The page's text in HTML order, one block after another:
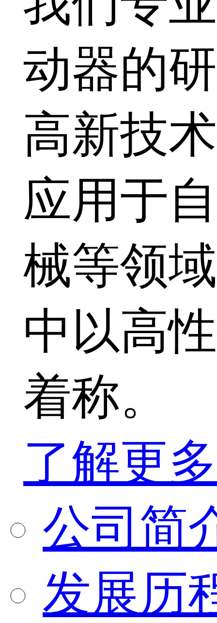
动器的
高新技
应用于
械等领
中以高
着称。
了解更多
公司简
发展历